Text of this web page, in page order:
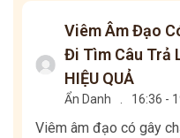
Viêm Âm Đạo
Đi Tìm Câu Trả
HIỆU QUẢ
Ẩn Danh . 16:36 -
Viêm âm đạo có gây